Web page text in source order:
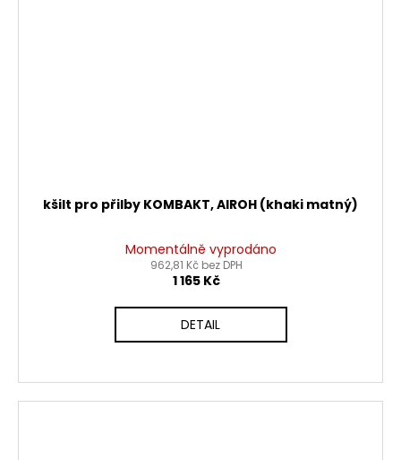
kšilt pro přilby KOMBAKT, AIROH (khaki matný)
Momentálně vyprodáno
962,81 Kč bez DPH
1 165 Kč
DETAIL